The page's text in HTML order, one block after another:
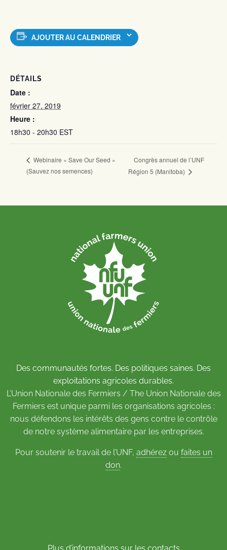
AJOUTER AU CALENDRIER
DÉTAILS
Date :
février 27, 2019
Heure :
18h30 - 20h30 EST
Webinaire « Save Our Seed »
(Sauvez nos semences)
Congrès annuel de l’UNF
Région 5 (Manitoba)
Des communautés fortes. Des politiques saines. Des
exploitations agricoles durables.
L’Union Nationale des Fermiers / The Union Nationale des
Fermiers est unique parmi les organisations agricoles :
nous défendons les intérêts des gens contre le contrôle
de notre système alimentaire par les entreprises.
Pour soutenir le travail de l’UNF, adhérezou faites un
don.